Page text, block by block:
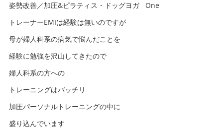
姿勢改善／加圧&ピラティス・ドッグヨガ One
トレーナーEMIは経験は無いのですが
母が婦人科系の病気で悩んだことを
経験に勉強を沢山してきたので
婦人科系の方への
トレーニングはバッチリ
加圧パーソナルトレーニングの中に
盛り込んでいます